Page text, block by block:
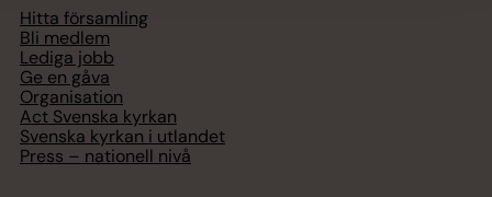
Hitta församling
Bli medlem
Lediga jobb
Ge en gåva
Organisation
Act Svenska kyrkan
Svenska kyrkan i utlandet
Press – nationell nivå